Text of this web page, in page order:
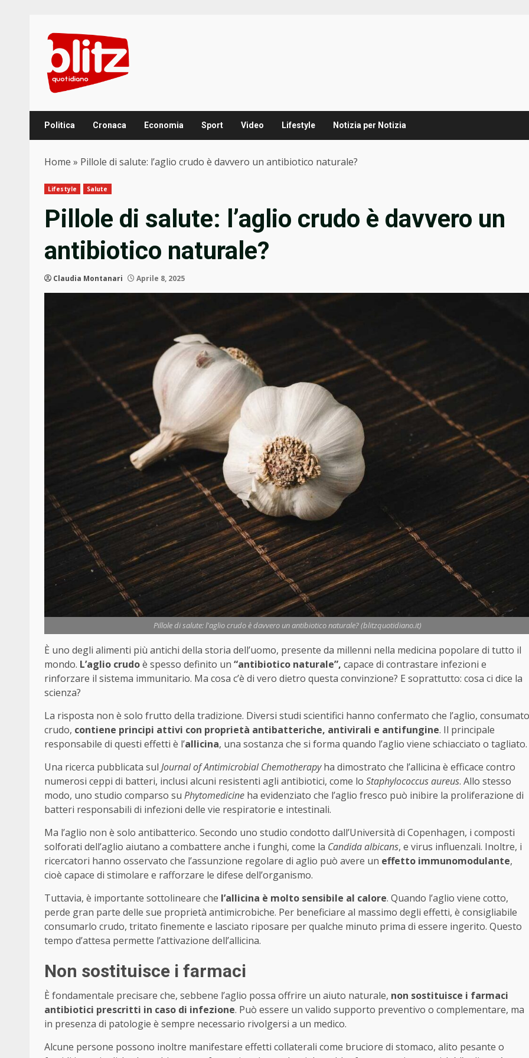
content
Politica Cronaca Economia Sport Video Lifestyle Notizia per Notizia
Home » Pillole di salute: l’aglio crudo è davvero un antibiotico naturale?
Lifestyle Salute
Pillole di salute: l’aglio crudo è davvero un
antibiotico naturale?
Claudia Montanari Aprile 8, 2025
Pillole di salute: l'aglio crudo è davvero un antibiotico naturale? (blitzquotidiano.it)
È uno degli alimenti più antichi della storia dell’uomo, presente da millenni nella medicina popolare di tutto il
mondo. L’aglio crudoè spesso definito un “antibiotico naturale”, capace di contrastare infezioni e
rinforzare il sistema immunitario. Ma cosa c’è di vero dietro questa convinzione? E soprattutto: cosa ci dice la
scienza?
La risposta non è solo frutto della tradizione. Diversi studi scientifici hanno confermato che l’aglio, consumato
crudo, contiene principi attivi con proprietà antibatteriche, antivirali e antifungine. Il principale
responsabile di questi effetti è l’allicina, una sostanza che si forma quando l’aglio viene schiacciato o tagliato.
Una ricerca pubblicata sul Journal of Antimicrobial Chemotherapyha dimostrato che l’allicina è efficace contro
numerosi ceppi di batteri, inclusi alcuni resistenti agli antibiotici, come lo Staphylococcus aureus. Allo stesso
modo, uno studio comparso su Phytomedicine ha evidenziato che l’aglio fresco può inibire la proliferazione di
batteri responsabili di infezioni delle vie respiratorie e intestinali.
Ma l’aglio non è solo antibatterico. Secondo uno studio condotto dall’Università di Copenhagen, i composti
solforati dell’aglio aiutano a combattere anche i funghi, come la Candida albicans, e virus influenzali. Inoltre, i
ricercatori hanno osservato che l’assunzione regolare di aglio può avere un effetto immunomodulante,
cioè capace di stimolare e rafforzare le difese dell’organismo.
Tuttavia, è importante sottolineare che l’allicina è molto sensibile al calore. Quando l’aglio viene cotto,
perde gran parte delle sue proprietà antimicrobiche. Per beneficiare al massimo degli effetti, è consigliabile
consumarlo crudo, tritato finemente e lasciato riposare per qualche minuto prima di essere ingerito. Questo
tempo d’attesa permette l’attivazione dell’allicina.
Non sostituisce i farmaci
È fondamentale precisare che, sebbene l’aglio possa offrire un aiuto naturale, non sostituisce i farmaci
antibiotici prescritti in caso di infezione. Può essere un valido supporto preventivo o complementare, ma
in presenza di patologie è sempre necessario rivolgersi a un medico.
Alcune persone possono inoltre manifestare effetti collaterali come bruciore di stomaco, alito pesante o